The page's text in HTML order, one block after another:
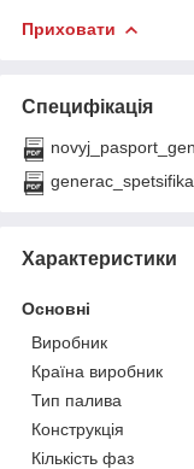
Приховати
Специфікація
Характеристики
Основні
Виробник
Країна виробник
Тип палива
Конструкція
Кількість фаз